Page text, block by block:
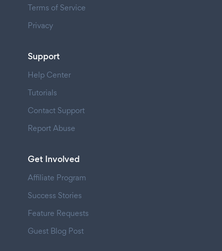
Terms of Service
Privacy
Support
Help Center
Tutorials
Contact Support
Report Abuse
Get Involved
Affiliate Program
Success Stories
Feature Requests
Guest Blog Post